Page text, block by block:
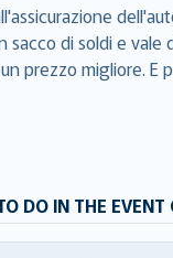
di soldi e
prezzo migliore. E
DO IN THE EVENT